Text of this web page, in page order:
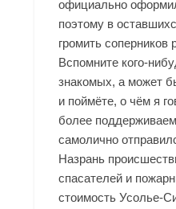
официально
поэтому в
громить соперников
Вспомните кого-
знакомых, а может
и поймёте, о чём я
более
самолично
Назрань
спасателей и
стоимость Усолье-